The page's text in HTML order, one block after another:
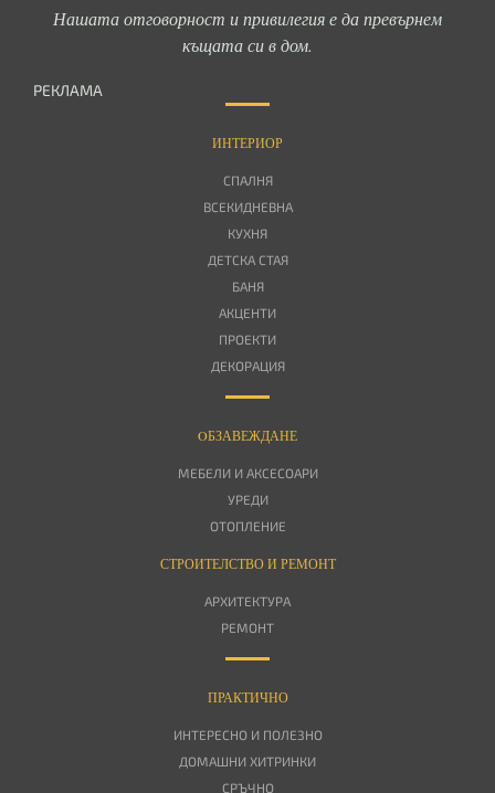
Нашата отговорност и привилегия е да превърнем
къщата си в дом.
РЕКЛАМА
ИНТЕРИОР
СПАЛНЯ
ВСЕКИДНЕВНА
КУХНЯ
ДЕТСКА СТАЯ
БАНЯ
АКЦЕНТИ
ПРОЕКТИ
ДЕКОРАЦИЯ
OБЗАВЕЖДАНЕ
МЕБЕЛИ И АКСЕСОАРИ
УРЕДИ
ОТОПЛЕНИЕ
СТРОИТЕЛСТВО И РЕМОНТ
АРХИТЕКТУРА
РЕМОНТ
ПРАКТИЧНО
ИНТЕРЕСНО И ПОЛЕЗНО
ДОМАШНИ ХИТРИНКИ
СРЪЧНО